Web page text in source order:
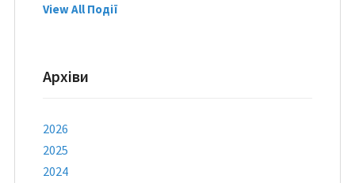
View All Події
Архіви
2026
2025
2024